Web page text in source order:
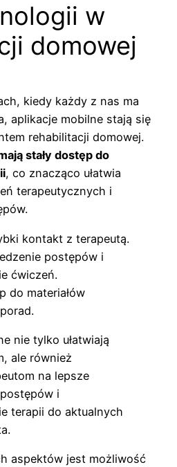
w
domowej
kiedy każdy z nas ma
aplikacje mobilne stają się
rehabilitacji domowej.
stały dostęp do
, co znacząco ułatwia
terapeutycznych i
kontakt z terapeutą.
postępów i
ćwiczeń.
do materiałów
nie tylko ułatwiają
ale również
na lepsze
i
terapii do aktualnych
aspektów jest możliwość